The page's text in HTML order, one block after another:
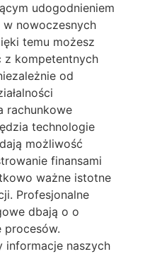
udogodnieniem
w nowoczesnych
temu możesz
z kompetentnych
od
rachunkowe
technologie
możliwość
finansami
ważne istotne
Profesjonalne
dbają o o
procesów.
informacje naszych